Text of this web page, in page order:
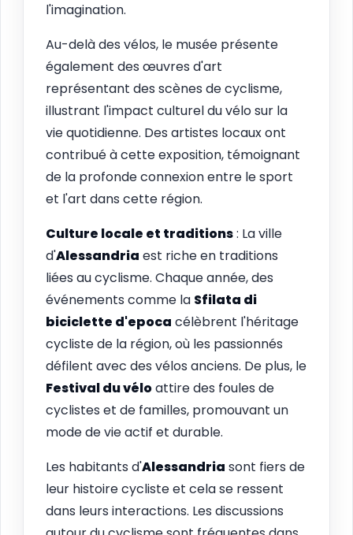
l'imagination.
Au-delà des vélos, le musée présente
également des œuvres d'art
représentant des scènes de cyclisme,
illustrant l'impact culturel du vélo sur la
vie quotidienne. Des artistes locaux ont
contribué à cette exposition, témoignant
de la profonde connexion entre le sport
et l'art dans cette région.
Culture locale et traditions: La ville
d'Alessandria est riche en traditions
liées au cyclisme. Chaque année, des
événements comme la Sfilata di
biciclette d'epoca célèbrent l'héritage
cycliste de la région, où les passionnés
défilent avec des vélos anciens. De plus, le
Festival du véloattire des foules de
cyclistes et de familles, promouvant un
mode de vie actif et durable.
Les habitants d'Alessandria sont fiers de
leur histoire cycliste et cela se ressent
dans leurs interactions. Les discussions